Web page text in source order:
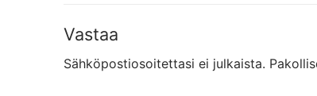
Vastaa
Sähköpostiosoitettasi ei julkaista.